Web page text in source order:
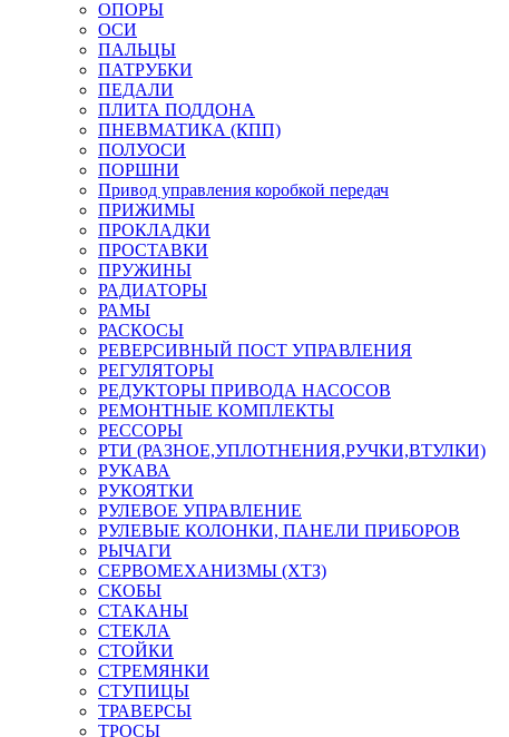
ОПОРЫ
ОСИ
ПАЛЬЦЫ
ПАТРУБКИ
ПЕДАЛИ
ПЛИТА ПОДДОНА
ПНЕВМАТИКА (КПП)
ПОЛУОСИ
ПОРШНИ
Привод управления коробкой передач
ПРИЖИМЫ
ПРОКЛАДКИ
ПРОСТАВКИ
ПРУЖИНЫ
РАДИАТОРЫ
РАМЫ
РАСКОСЫ
РЕВЕРСИВНЫЙ ПОСТ УПРАВЛЕНИЯ
РЕГУЛЯТОРЫ
РЕДУКТОРЫ ПРИВОДА НАСОСОВ
РЕМОНТНЫЕ КОМПЛЕКТЫ
РЕССОРЫ
РТИ (РАЗНОЕ,УПЛОТНЕНИЯ,РУЧКИ,ВТУЛКИ)
РУКАВА
РУКОЯТКИ
РУЛЕВОЕ УПРАВЛЕНИЕ
РУЛЕВЫЕ КОЛОНКИ, ПАНЕЛИ ПРИБОРОВ
РЫЧАГИ
СЕРВОМЕХАНИЗМЫ (ХТЗ)
СКОБЫ
СТАКАНЫ
СТЕКЛА
СТОЙКИ
СТРЕМЯНКИ
СТУПИЦЫ
ТРАВЕРСЫ
ТРОСЫ